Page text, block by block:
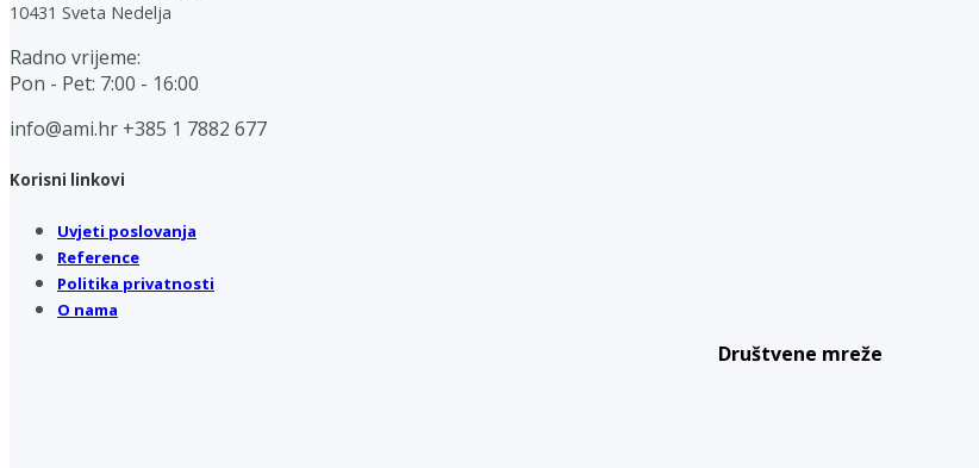
10431 Sveta Nedelja
Radno vrijeme:
Pon - Pet: 7:00 - 16:00
info@ami.hr +385 1 7882 677
Korisni linkovi
Uvjeti poslovanja
Reference
Politika privatnosti
O nama
Društvene mreže